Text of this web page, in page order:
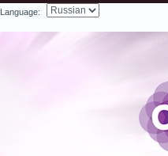
Language: